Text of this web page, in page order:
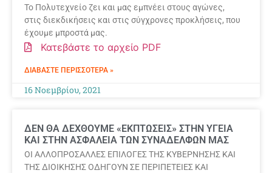
Το Πολυτεχνείο ζει και μας εμπνέει στους αγώνες,
στις διεκδικήσεις και στις σύγχρονες προκλήσεις, που
έχουμε μπροστά μας.
Κατεβάστε το αρχείο PDF
ΔΙΑΒΆΣΤΕ ΠΕΡΙΣΣΌΤΕΡΑ »
16 Νοεμβρίου, 2021
ΔΕΝ ΘΑ ΔΕΧΘΟΥΜΕ «ΕΚΠΤΩΣΕΙΣ» ΣΤΗΝ ΥΓΕΙΑ
ΚΑΙ ΣΤΗΝ ΑΣΦΑΛΕΙΑ ΤΩΝ ΣΥΝΑΔΕΛΦΩΝ ΜΑΣ
ΟΙ ΑΛΛΟΠΡΟΣΑΛΛΕΣ ΕΠΙΛΟΓΕΣ ΤΗΣ ΚΥΒΕΡΝΗΣΗΣ ΚΑΙ
ΤΗΣ ΔΙΟΙΚΗΣΗΣ ΟΔΗΓΟΥΝ ΣΕ ΠΕΡΙΠΕΤΕΙΕΣ ΚΑΙ